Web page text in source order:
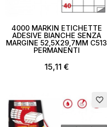
4000 MARKIN ETICHETTE
ADESIVE BIANCHE SENZA
MARGINE 52,5X29,7MM C513
PERMANENTI
15,11 €
favorite_border